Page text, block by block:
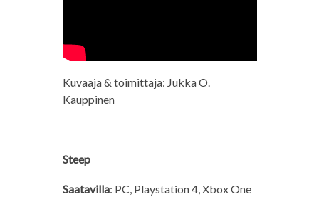
Kuvaaja & toimittaja: Jukka O.
Kauppinen
Steep
Saatavilla: PC, Playstation 4, Xbox One